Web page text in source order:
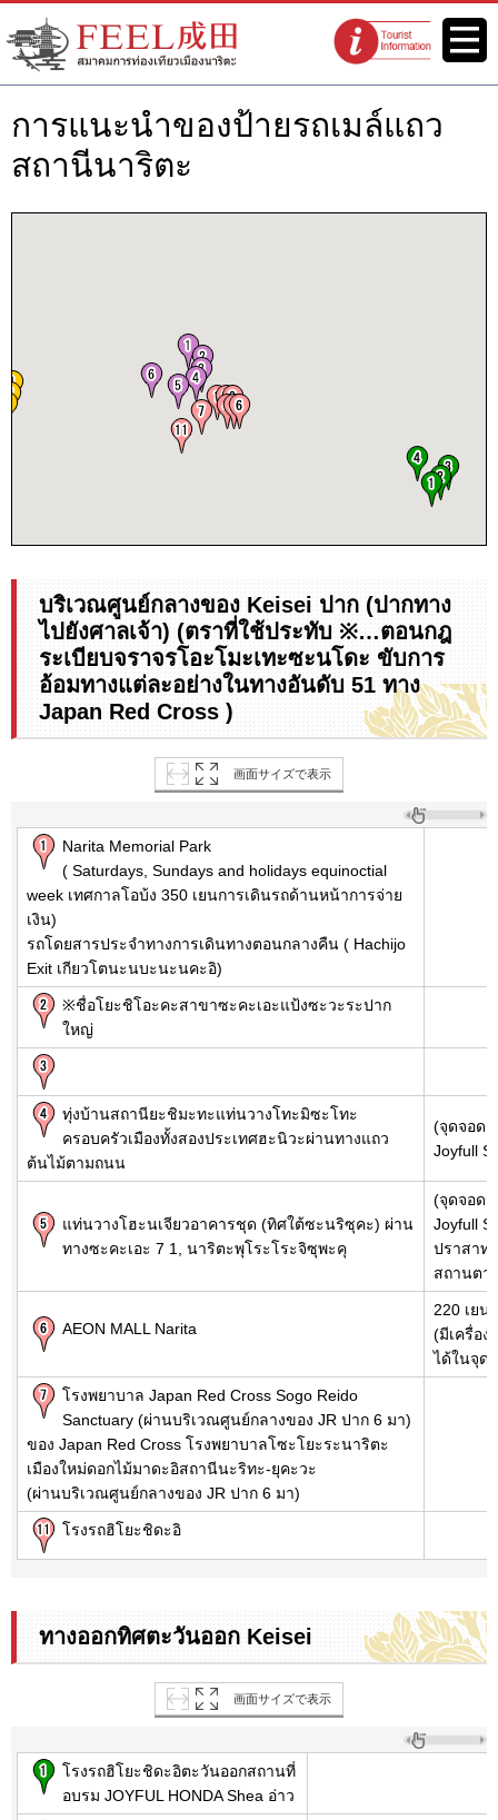
เว็บไซต์สมาคมการท่องเที่ยวเมือง
นาริตะ FEEL นาริตะ
จุดแนะนำนัก
ท่องเที่ยว
เมนู
การแนะนำของป้ายรถเมล์แถว
สถานีนาริตะ
บริเวณศูนย์กลางของ Keisei ปาก (ปากทาง
ไปยังศาลเจ้า) (ตราที่ใช้ประทับ ※…ตอนกฎ
ระเบียบจราจรโอะโมะเทะซะนโดะ ขับการ
อ้อมทางแต่ละอย่างในทางอันดับ 51 ทาง
Japan Red Cross )
画面サイズで表示
Narita Memorial Park
( Saturdays, Sundays and holidays equinoctial
week เทศกาลโอบ้ง 350 เยนการเดินรถด้านหน้าการจ่าย
เงิน)
รถโดยสารประจำทางการเดินทางตอนกลางคืน ( Hachijo
Exit เกียวโตนะนบะนะนคะอิ)
※ชื่อโยะชิโอะคะสาขาซะคะเอะแป้งซะวะระปาก
ใหญ่
ทุ่งบ้านสถานียะชิมะทะแท่นวางโทะมิซะโทะ
ครอบครัวเมืองทั้งสองประเทศฮะนิวะผ่านทางแถว
ต้นไม้ตามถนน
(จุดจอด
Joyfull
แท่นวางโฮะนเจียวอาคารชุด (ทิศใต้ซะนริซุคะ) ผ่าน
ทางซะคะเอะ 7 1, นาริตะพุโระโระจิซุพะคุ
(จุดจอด
Joyfull
ปราสาท
สถานตา
AEON MALL Narita
220 เยน
(มีเครื่อง
ได้ในจุด
โรงพยาบาล Japan Red Cross Sogo Reido
Sanctuary (ผ่านบริเวณศูนย์กลางของ JR ปาก 6 มา)
ของ Japan Red Cross โรงพยาบาลโซะโยะระนาริตะ
เมืองใหม่ดอกไม้มาดะอิสถานีนะริทะ-ยุคะวะ
(ผ่านบริเวณศูนย์กลางของ JR ปาก 6 มา)
โรงรถฮิโยะชิดะอิ
ทางออกทิศตะวันออก Keisei
画面サイズで表示
โรงรถฮิโยะชิดะอิตะวันออกสถานที่
อบรม JOYFUL HONDA Shea อ่าว